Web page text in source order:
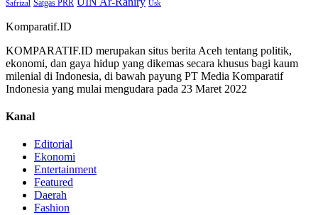
Safrizal Satgas PRR Usk
Komparatif.ID
KOMPARATIF.ID merupakan situs berita Aceh tentang politik,
ekonomi, dan gaya hidup yang dikemas secara khusus bagi kaum
milenial di Indonesia, di bawah payung PT Media Komparatif
Indonesia yang mulai mengudara pada 23 Maret 2022
Kanal
Editorial
Ekonomi
Entertainment
Featured
Daerah
Fashion